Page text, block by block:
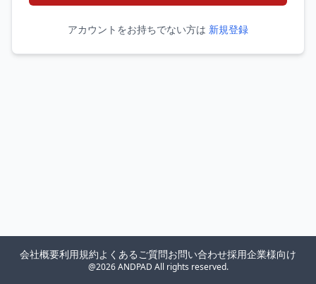
アカウントをお持ちでない方は 新規登録
@2026 ANDPAD All rights reserved.
会社概要利用規約よくあるご質問お問い合わせ採用企業様向け